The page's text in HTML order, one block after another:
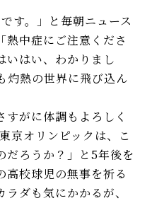
す。」と毎朝ニュース
熱中症にご注意くださ
いはい、わかりまし
灼熱の世界に飛び込ん
すがに体調もよろしく
京オリンピックは、こ
だろうか？」と5年後を
高校球児の無事を祈る
ダも気にかかるが、
伝授】スパイスから
！ スープカレーのレ
野菜と相性抜群♪
！ 台湾の定番めしル
（魯肉飯）レシピ。